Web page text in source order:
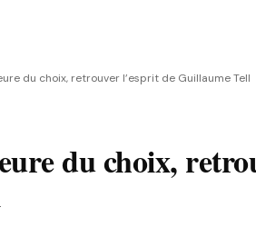
du choix, retrouver l’esprit de Guillaume Tell
du choix,